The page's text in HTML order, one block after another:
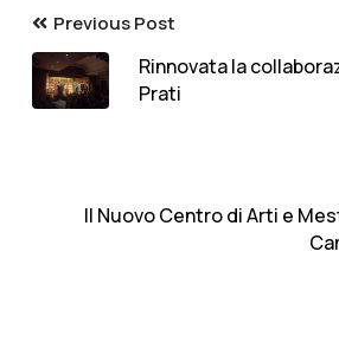
Previous Post
Rinnovata la
Prati
Il Nuovo Centro di Arti e